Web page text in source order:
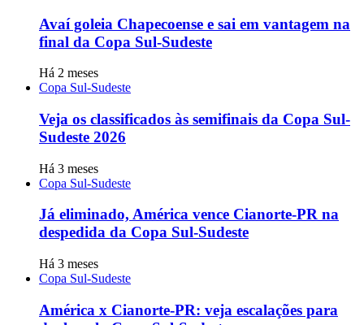
Avaí goleia Chapecoense e sai em vantagem na
final da Copa Sul-Sudeste
Há 2 meses
Copa Sul-Sudeste
Veja os classificados às semifinais da Copa Sul-
Sudeste 2026
Há 3 meses
Copa Sul-Sudeste
Já eliminado, América vence Cianorte-PR na
despedida da Copa Sul-Sudeste
Há 3 meses
Copa Sul-Sudeste
América x Cianorte-PR: veja escalações para